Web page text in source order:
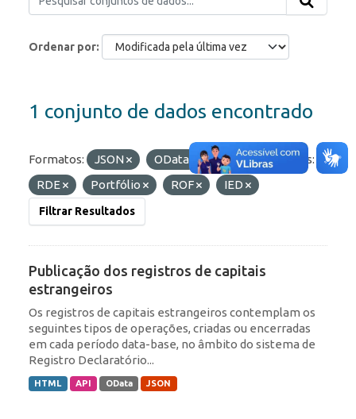
Ordenar por
1 conjunto de dados encontrado
Formatos: JSON OData API
Etiquetas:
RDE
Portfólio ROF IED
Filtrar Resultados
Publicação dos registros de capitais
estrangeiros
Os registros de capitais estrangeiros contemplam os
seguintes tipos de operações, criadas ou encerradas
em cada período data-base, no âmbito do sistema de
Registro Declaratório...
HTML API OData JSON